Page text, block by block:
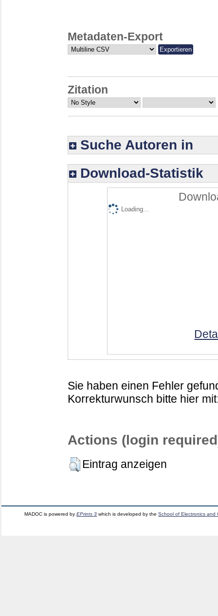
Metadaten-Export
Zitation
Suche Autoren in
Download-Statistik
Loading...
Sie haben einen Fehler
Korrekturwunsch bitte hier
Actions (login
Eintrag anzeigen
MADOC is powered byEPrints 3 which is developed by theSchool of Electronics and